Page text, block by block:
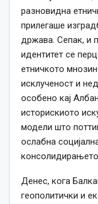
разновидна
прилегаше
држава. Сепак, и
идентитет се
етничкото
исклученост и
особено кај
историскиото
модели што
ослабна
консолидирањето
Денес, кога
геополитички и